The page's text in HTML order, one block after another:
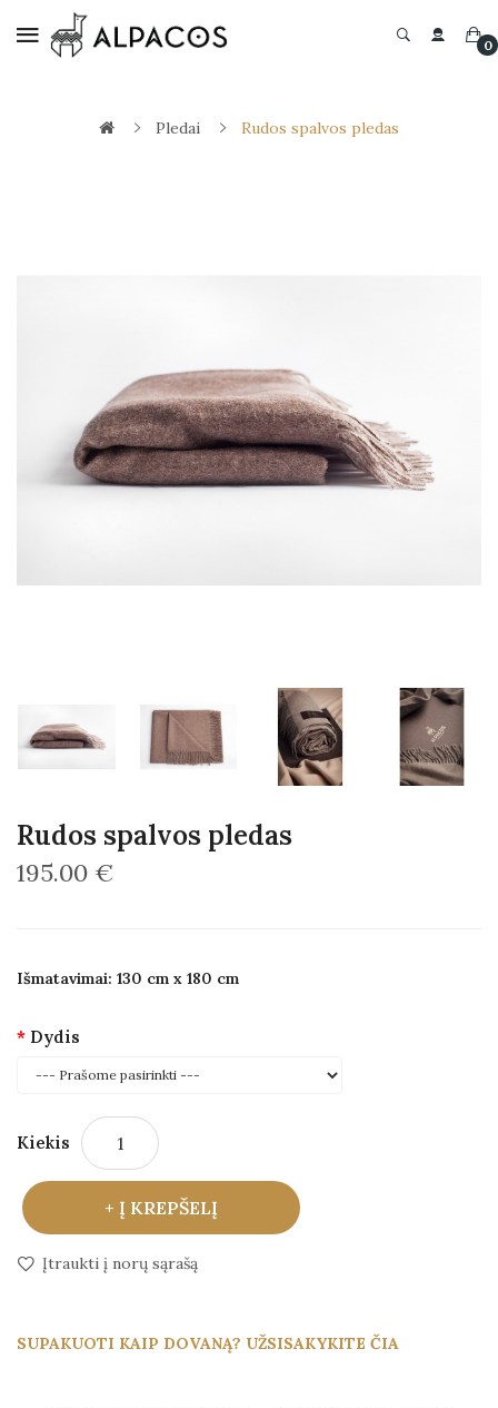
0
Pledai Rudos spalvos pledas
Rudos spalvos pledas
195.00 €
Išmatavimai: 130 cm x 180 cm
Dydis
Kiekis
Į KREPŠELĮ
Įtraukti į norų sąrašą
SUPAKUOTI KAIP DOVANĄ? UŽSISAKYKITE ČIA